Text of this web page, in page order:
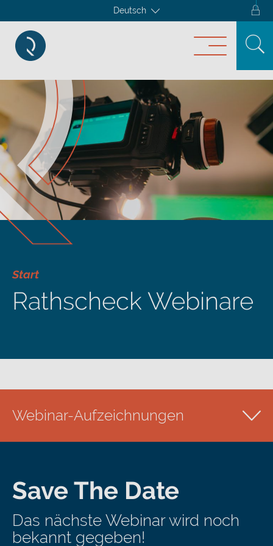
Deutsch
Start
Rathscheck Webinare
Webinar-Aufzeichnungen
Rückblick
Save The Date
Das nächste Webinar wird noch
bekannt gegeben!